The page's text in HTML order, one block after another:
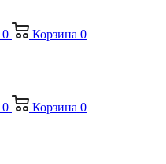
0 Корзина 0
0 Корзина 0